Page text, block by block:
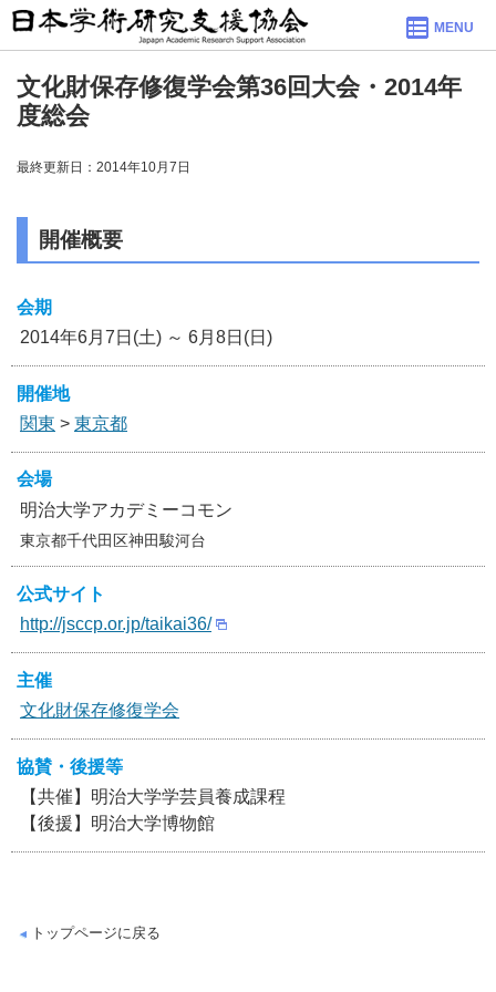
MENU
文化財保存修復学会第36回大会・2014年
度総会
最終更新日：2014年10月7日
開催概要
会期
2014年6月7日(土) ～ 6月8日(日)
開催地
関東 > 東京都
会場
明治大学アカデミーコモン
東京都千代田区神田駿河台
公式サイト
http://jsccp.or.jp/taikai36/
主催
文化財保存修復学会
協賛・後援等
【共催】明治大学学芸員養成課程
【後援】明治大学博物館
トップページに戻る